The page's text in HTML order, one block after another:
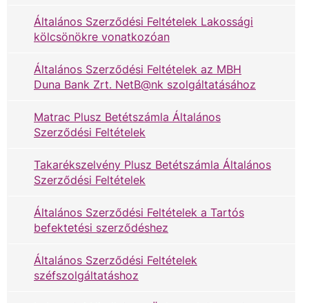
Általános Szerződési Feltételek Lakossági
kölcsönökre vonatkozóan
Általános Szerződési Feltételek az MBH
Duna Bank Zrt. NetB@nk szolgáltatásához
Matrac Plusz Betétszámla Általános
Szerződési Feltételek
Takarékszelvény Plusz Betétszámla Általános
Szerződési Feltételek
Általános Szerződési Feltételek a Tartós
befektetési szerződéshez
Általános Szerződési Feltételek
széfszolgáltatáshoz